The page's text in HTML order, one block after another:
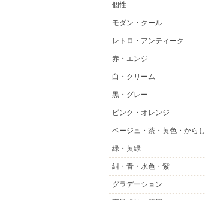
個性
モダン・クール
レトロ・アンティーク
赤・エンジ
白・クリーム
黒・グレー
ピンク・オレンジ
ベージュ・茶・黄色・からし
緑・黄緑
紺・青・水色・紫
グラデーション